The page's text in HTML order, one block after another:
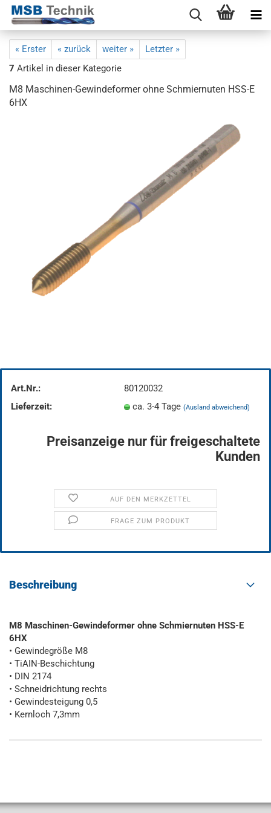
« Erster « zurück weiter »
Letzter »
7 Artikel in dieser Kategorie
M8 Maschinen-Gewindeformer ohne Schmiernuten HSS-E
6HX
Art.Nr.:
80120032
Lieferzeit:
ca. 3-4 Tage (Ausland abweichend)
Preisanzeige nur für freigeschaltete
Kunden
AUF DEN MERKZETTEL
FRAGE ZUM PRODUKT
Beschreibung
M8 Maschinen-Gewindeformer ohne Schmiernuten HSS-E
6HX
• Gewindegröße M8
• TiAIN-Beschichtung
• DIN 2174
• Schneidrichtung rechts
• Gewindesteigung 0,5
• Kernloch 7,3mm